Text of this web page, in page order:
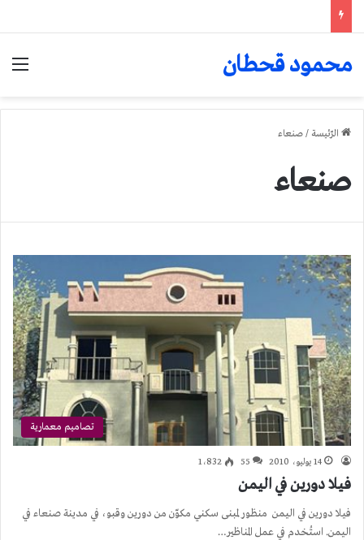
محمود قحطان
الرّئيسة /صنعاء
صنعاء
تصاميم معمارية
14 يوليو، 2010 55 1٬832
فيلا دورين في اليمن
فيلا دورين في اليمن منظور لمبنى سكني مكوّن من دورين وقبو، في مدينة صنعاء في
اليمن. استُخدم في عمل المناظير…